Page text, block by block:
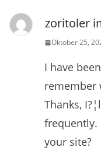
zoritoler
Oktober 25,
I have
remember
Thanks,
frequently.
your site?